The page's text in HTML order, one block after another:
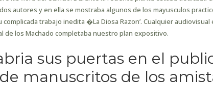
autores y en ella se mostraba algunos de los mayusculos
trabajo inedita �La Diosa Razon’. Cualquier audiovisual
de los Machado completaba nuestro plan expositivo.
sus puertas en el
manuscritos de los